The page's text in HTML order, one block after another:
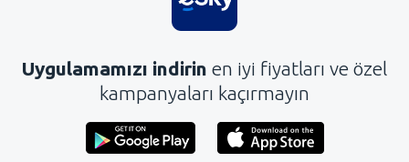
Uygulamamızı indirin en iyi fiyatları ve özel
kampanyaları kaçırmayın